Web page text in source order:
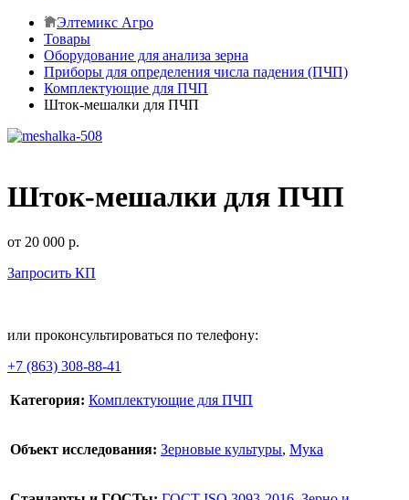
Элтемикс Агро
Товары
Оборудование для анализа зерна
Приборы для определения числа падения (ПЧП)
Комплектующие для ПЧП
Шток-мешалки для ПЧП
Шток-мешалки для ПЧП
от 20 000 р.
Запросить КП
или проконсультироваться по телефону:
+7 (863) 308-88-41
Категория: Комплектующие для ПЧП
Объект исследования: Зерновые культуры, Мука